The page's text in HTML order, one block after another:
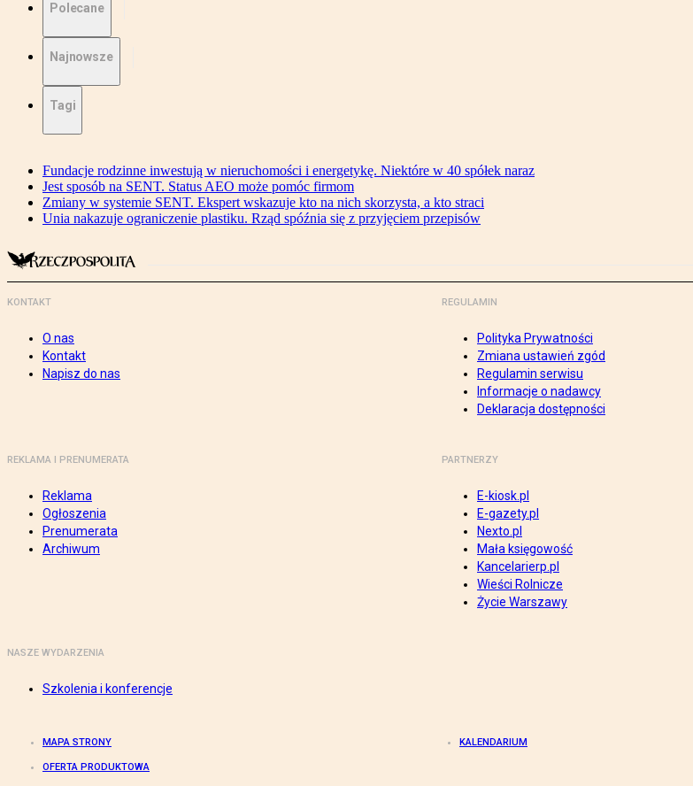
Polecane
Najnowsze
Tagi
Fundacje rodzinne inwestują w nieruchomości i energetykę. Niektóre w 40 spółek naraz
Jest sposób na SENT. Status AEO może pomóc firmom
Zmiany w systemie SENT. Ekspert wskazuje kto na nich skorzysta, a kto straci
Unia nakazuje ograniczenie plastiku. Rząd spóźnia się z przyjęciem przepisów
KONTAKT
O nas
Kontakt
Napisz do nas
REGULAMIN
Polityka Prywatności
Zmiana ustawień zgód
Regulamin serwisu
Informacje o nadawcy
Deklaracja dostępności
REKLAMA I PRENUMERATA
Reklama
Ogłoszenia
Prenumerata
Archiwum
PARTNERZY
E-kiosk.pl
E-gazety.pl
Nexto.pl
Mała księgowość
Kancelarierp.pl
Wieści Rolnicze
Życie Warszawy
NASZE WYDARZENIA
Szkolenia i konferencje
MAPA STRONY KALENDARIUM
OFERTA PRODUKTOWA